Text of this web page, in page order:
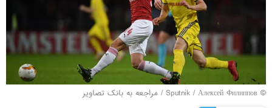
© Sputnik / Алексей Филиппов
/ مراجعه به بانک تصاویر